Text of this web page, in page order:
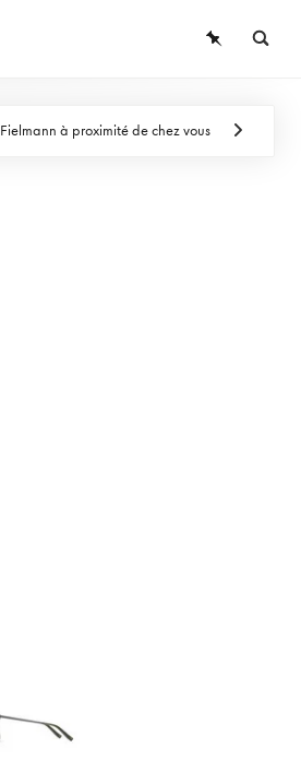
Fielmann à proximité de chez vous